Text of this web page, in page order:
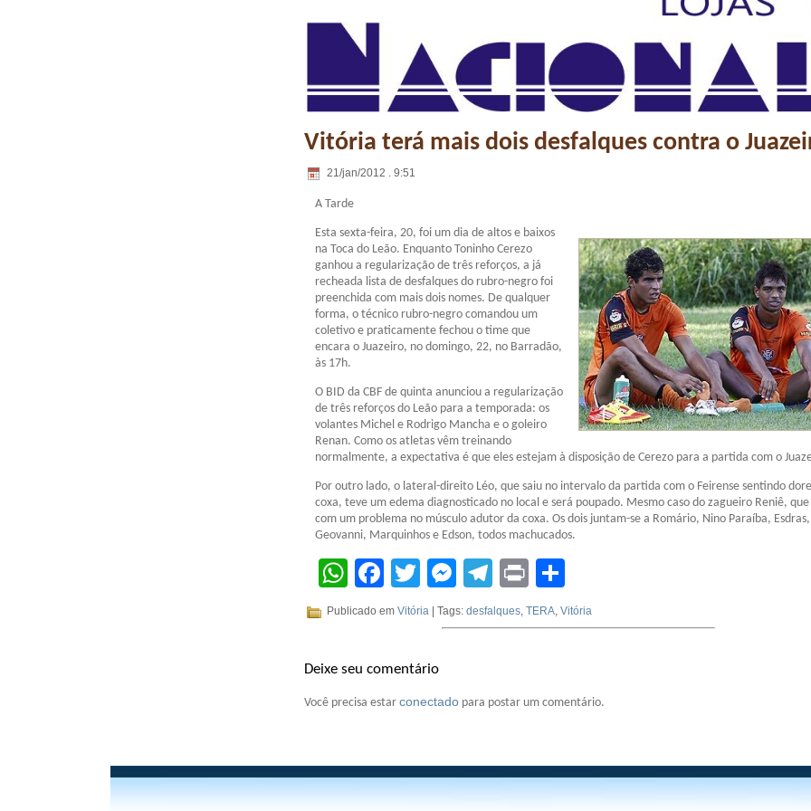
Vitória terá mais dois desfalques contra o
21/jan/2012 . 9:51
A Tarde
Esta sexta-feira, 20, foi um dia de altos e baixos
na Toca do Leão. Enquanto Toninho Cerezo
ganhou a regularização de três reforços, a já
recheada lista de desfalques do rubro-negro foi
preenchida com mais dois nomes. De qualquer
forma, o técnico rubro-negro comandou um
coletivo e praticamente fechou o time que
encara o Juazeiro, no domingo, 22, no Barradão,
às 17h.
O BID da CBF de quinta anunciou a regularização
de três reforços do Leão para a temporada: os
volantes Michel e Rodrigo Mancha e o goleiro
Renan. Como os atletas vêm treinando
normalmente, a expectativa é que eles estejam à disposição de Cerezo para a partida com o
Por outro lado, o lateral-direito Léo, que saiu no intervalo da partida com o Feirense sentindo
coxa, teve um edema diagnosticado no local e será poupado. Mesmo caso do zagueiro Reniê,
com um problema no músculo adutor da coxa. Os dois juntam-se a Romário, Nino Paraíba, Esdras,
Geovanni, Marquinhos e Edson, todos machucados.
WhatsApp
Facebook
Twitter
Messenger
Telegram
Print
Publicado em Vitória | Tags: desfalques TERA Vitória
Deixe seu comentário
Você precisa estar conectado para postar um comentário.